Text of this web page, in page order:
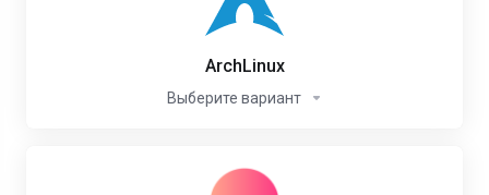
ArchLinux
Выберите вариант